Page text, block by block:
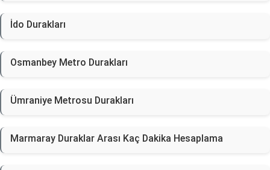
İdo Durakları
Osmanbey Metro Durakları
Ümraniye Metrosu Durakları
Marmaray Duraklar Arası Kaç Dakika Hesaplama